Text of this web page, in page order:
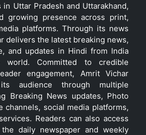
in Uttar Pradesh and Uttarakhand,
growing presence across print,
platforms. Through its news
delivers the latest breaking news,
and updates in Hindi from India
Committed to credible
engagement, Amrit Vichar
audience through multiple
Breaking News updates, Photo
channels, social media platforms,
Readers can also access
daily newspaper and weekly